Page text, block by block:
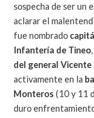
sospecha de ser un
aclarar el
fue nombrado
Infantería de Tineo
del general
activamente en la
Monteros (10 y 11
duro